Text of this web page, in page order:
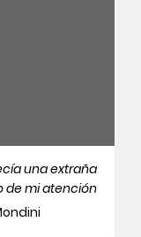
una extraña
de mi atención